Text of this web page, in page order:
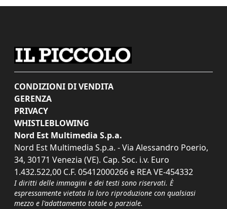
CONDIZIONI DI VENDITA
GERENZA
PRIVACY
WHISTLEBLOWING
Nord Est Multimedia S.p.a.
Nord Est Multimedia S.p.a. - Via Alessandro Poerio,
34, 30171 Venezia (VE). Cap. Soc. i.v. Euro
1.432.522,00 C.F. 05412000266 e REA VE-454332
I diritti delle immagini e dei testi sono riservati. È
espressamente vietata la loro riproduzione con qualsiasi
mezzo e l'adattamento totale o parziale.